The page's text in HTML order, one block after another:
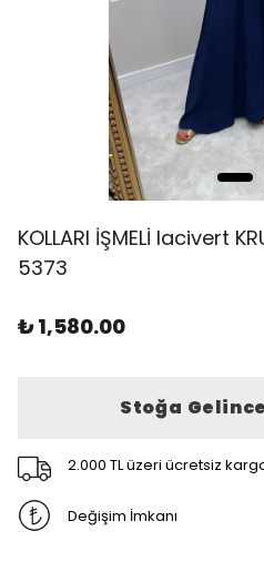
KOLLARI İŞMELİ lacivert
5373
₺ 1,580.00
Stoğa
2.000 TL üzeri ücretsiz
Değişim İmkanı